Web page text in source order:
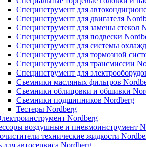
Специнструмент для
Специнструмент для двигателя
Специнструмент для замены стекол
Специнструмент для подвески
Специнструмент для системы
Специнструмент для тормозной
Специнструмент для трансмиссии
Специнструмент для
Съемники масляных фильтров
Съемники облицовки и обшивки
Съемники подшипников Nordberg
Тестеры Nordberg
Nordberg
воздушные и пневмоинструмент
технические жидкости
автосервиса Nordberg